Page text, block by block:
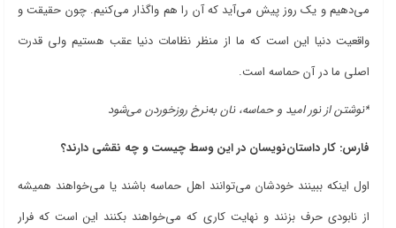
می‌دهیم و یک روز پیش می‌آید که آن را هم واگذار می‌کنیم. چون حقیقت و
واقعیت دنیا این است که ما از منظر نظامات دنیا عقب هستیم ولی قدرت
اصلی ما در آن حماسه است.
*نوشتن از نور امید و حماسه، نان به‌نرخ روزخوردن می‌شود
فارس: کار داستان‌نویسان در این وسط چیست و چه نقشی دارند؟
اول اینکه ببینند خودشان می‌توانند اهل حماسه باشند یا می‌خواهند همیشه
از نابودی حرف بزنند و نهایت کاری که می‌خواهند بکنند این است که فرار